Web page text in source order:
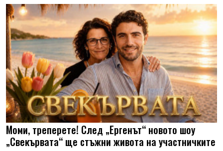
Моми, треперете! След „Ергенът“ новото шоу
„Свекървата“ ще стъжни живота на участничките